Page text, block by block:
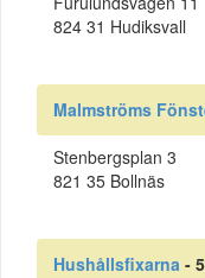
824 31 Hudiksvall
Malmströms
Stenbergsplan 3
821 35 Bollnäs
Hushållsfixarna -